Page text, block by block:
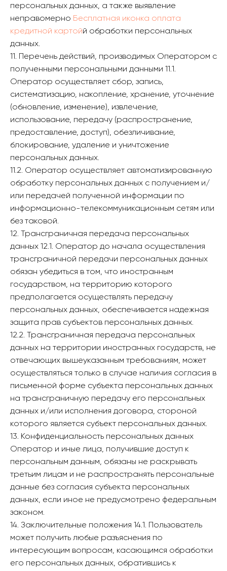
персональных данных, а также выявление
неправомерно Бесплатная иконка оплата
кредитной картойй обработки персональных
данных.
11. Перечень действий, производимых Оператором с
полученными персональными данными 11.1.
Оператор осуществляет сбор, запись,
систематизацию, накопление, хранение, уточнение
(обновление, изменение), извлечение,
использование, передачу (распространение,
предоставление, доступ), обезличивание,
блокирование, удаление и уничтожение
персональных данных.
11.2. Оператор осуществляет автоматизированную
обработку персональных данных с получением и/
или передачей полученной информации по
информационно-телекоммуникационным сетям или
без таковой.
12. Трансграничная передача персональных
данных 12.1. Оператор до начала осуществления
трансграничной передачи персональных данных
обязан убедиться в том, что иностранным
государством, на территорию которого
предполагается осуществлять передачу
персональных данных, обеспечивается надежная
защита прав субъектов персональных данных.
12.2. Трансграничная передача персональных
данных на территории иностранных государств, не
отвечающих вышеуказанным требованиям, может
осуществляться только в случае наличия согласия в
письменной форме субъекта персональных данных
на трансграничную передачу его персональных
данных и/или исполнения договора, стороной
которого является субъект персональных данных.
13. Конфиденциальность персональных данных
Оператор и иные лица, получившие доступ к
персональным данным, обязаны не раскрывать
третьим лицам и не распространять персональные
данные без согласия субъекта персональных
данных, если иное не предусмотрено федеральным
законом.
14. Заключительные положения 14.1. Пользователь
может получить любые разъяснения по
интересующим вопросам, касающимся обработки
его персональных данных, обратившись к